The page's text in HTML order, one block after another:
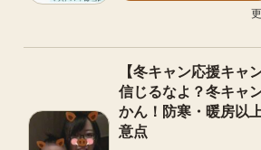
【冬キャン応援キャ
信じるなよ？冬キャ
かん！防寒・暖房以
意点